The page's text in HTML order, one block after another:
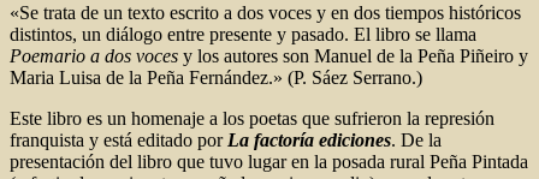
«Se trata de un texto escrito a dos voces y en dos tiempos históricos
distintos, un diálogo entre presente y pasado. El libro se llama
Poemario a dos voces y los autores son Manuel de la Peña Piñeiro y
Maria Luisa de la Peña Fernández.» (P. Sáez Serrano.)
Este libro es un homenaje a los poetas que sufrieron la represión
franquista y está editado por La factoría ediciones. De la
presentación del libro que tuvo lugar en la posada rural Peña Pintada